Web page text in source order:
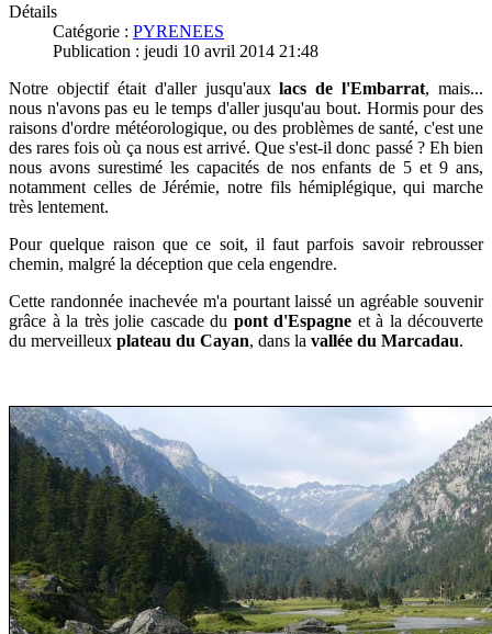
Détails
Catégorie : PYRENEES
Publication : jeudi 10 avril 2014 21:48
Notre objectif était d'aller jusqu'auxlacs de l'Embarrat, mais...
nous n'avons pas eu le temps d'aller jusqu'au bout. Hormis pour des
raisons d'ordre météorologique, ou des problèmes de santé, c'est une
des rares fois où ça nous est arrivé. Que s'est-il donc passé ? Eh bien
nous avons surestimé les capacités de nos enfants de 5 et 9 ans,
notamment celles de Jérémie, notre fils hémiplégique, qui marche
très lentement.
Pour quelque raison que ce soit, il faut parfois savoir rebrousser
chemin, malgré la déception que cela engendre.
Cette randonnée inachevée m'a pourtant laissé un agréable souvenir
grâce à la très jolie cascade du pont d'Espagne et à la découverte
du merveilleux plateau du Cayan, dans la vallée du Marcadau.